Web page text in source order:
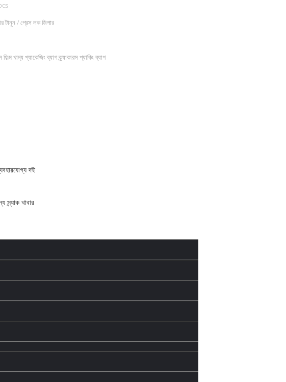
টানুন / প্রেস লক জিপার
খাদ্য প্যাকেজিং ব্যাগ ক্র্যাকারস প্যাকিং ব্যাগ
দই
স্ন্যাক খাবার